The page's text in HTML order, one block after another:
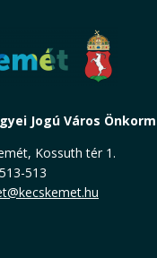
Jogú Város
Kossuth tér 1.
513